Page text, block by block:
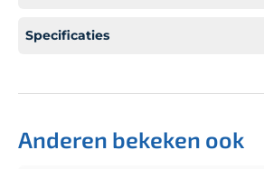
Specificaties
Anderen bekeken ook